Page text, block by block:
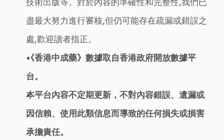
技術出版等。對於內容的準確性和完整性,我們已
盡最大努力進行審核,但仍可能存在疏漏或錯誤之
處,歡迎讀者指正。
《香港中成藥》數據取自香港政府開放數據平
台。
本平台內容不定期更新，不對內容錯誤、遺漏或
因信賴、使用此類信息而導致的任何損失或損害
承擔責任。